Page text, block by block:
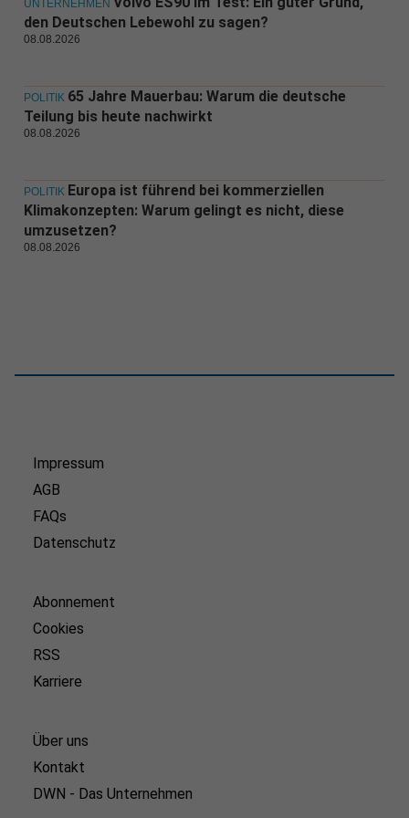
UNTERNEHMEN
den Deutschen Lebewohl zu sagen?
08.08.2026
POLITIK 65 Jahre Mauerbau: Warum die deutsche
Teilung bis heute nachwirkt
08.08.2026
POLITIK Europa ist führend bei kommerziellen
Klimakonzepten: Warum gelingt es nicht, diese
umzusetzen?
08.08.2026
Impressum
AGB
FAQs
Datenschutz
Abonnement
Cookies
RSS
Karriere
Über uns
Kontakt
DWN - Das Unternehmen